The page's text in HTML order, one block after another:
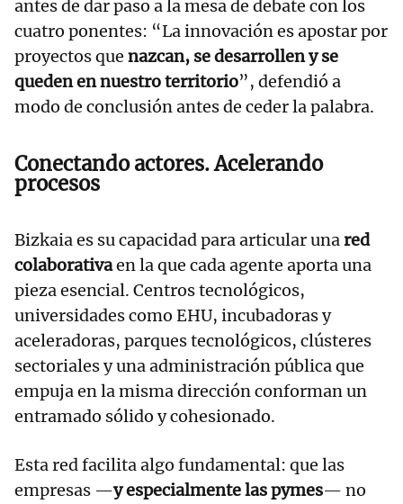
antes de dar paso a la mesa de debate con los
cuatro ponentes: “La innovación es apostar por
proyectos que nazcan, se desarrollen y se
queden en nuestro territorio”, defendió a
modo de conclusión antes de ceder la palabra.
Conectando actores. Acelerando
procesos
Bizkaia es su capacidad para articular unared
colaborativaen la que cada agente aporta una
pieza esencial. Centros tecnológicos,
universidades como EHU, incubadoras y
aceleradoras, parques tecnológicos, clústeres
sectoriales y una administración pública que
empuja en la misma dirección conforman un
entramado sólido y cohesionado.
Esta red facilita algo fundamental: que las
empresas —y especialmente las pymes— no